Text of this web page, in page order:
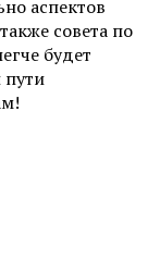
аспектов
совета по
будет
пути